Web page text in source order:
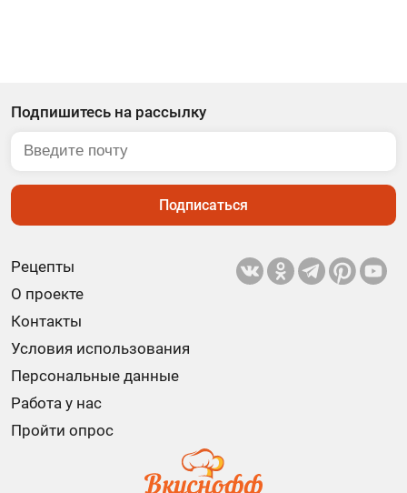
Рецепты
О проекте
Контакты
Условия использования
Персональные данные
Работа у нас
Пройти опрос
Подпишитесь на рассылку
Подписаться